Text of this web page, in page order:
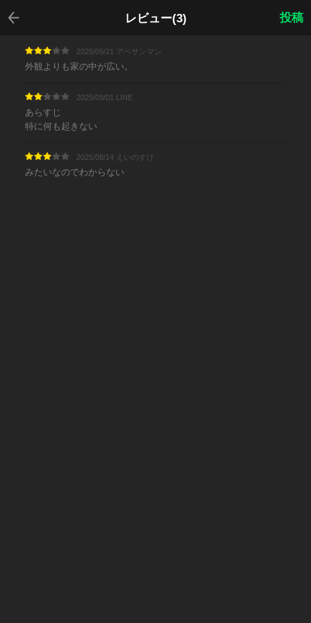
レビュー(3)
戻る
投稿
2025/09/21 アベサンマン
外観よりも家の中が広い。
2025/09/01 LΙNE
あらすじ
特に何も起きない
2025/08/14 えいのすけ
みたいなのでわからない